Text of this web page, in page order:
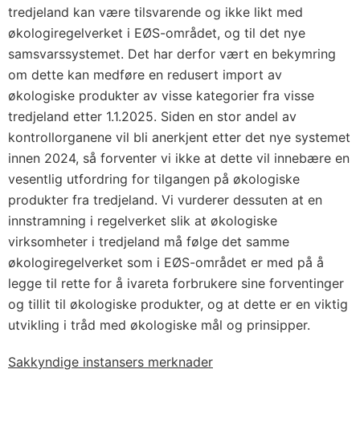
tredjeland kan være tilsvarende og ikke likt med
økologiregelverket i EØS-området, og til det nye
samsvarssystemet. Det har derfor vært en bekymring
om dette kan medføre en redusert import av
økologiske produkter av visse kategorier fra visse
tredjeland etter 1.1.2025. Siden en stor andel av
kontrollorganene vil bli anerkjent etter det nye systemet
innen 2024, så forventer vi ikke at dette vil innebære en
vesentlig utfordring for tilgangen på økologiske
produkter fra tredjeland. Vi vurderer dessuten at en
innstramning i regelverket slik at økologiske
virksomheter i tredjeland må følge det samme
økologiregelverket som i EØS-området er med på å
legge til rette for å ivareta forbrukere sine forventinger
og tillit til økologiske produkter, og at dette er en viktig
utvikling i tråd med økologiske mål og prinsipper.
Sakkyndige instansers merknader